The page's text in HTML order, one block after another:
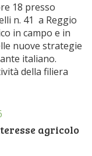
18 presso
n. 41 a Reggio
in campo e in
nuove strategie
italiano.
della filiera
agricolo